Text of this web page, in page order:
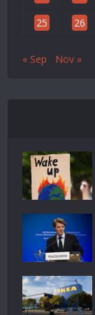
25 26
« Sep Nov »